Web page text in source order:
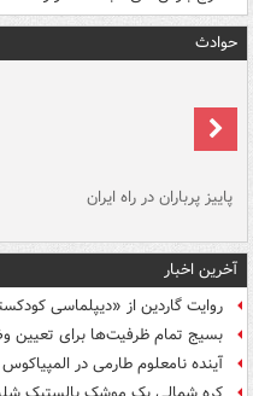
حوادث
پاییز پرباران در راه ایران
آخرین اخبار
روایت گاردین از «دیپلماسی
بسیج تمام ظرفیت‌ها برای تعیین
آینده نامعلوم طارمی در المپیاکوس